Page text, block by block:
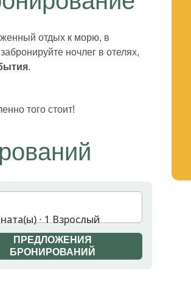
отдых к морю, в
ночлег в отелях,
.
того стоит!
⋅ 1 Взрослый
ПРЕДЛОЖЕНИЯ
БРОНИРОВАНИЙ